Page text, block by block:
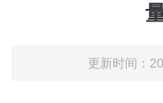
更新时间：